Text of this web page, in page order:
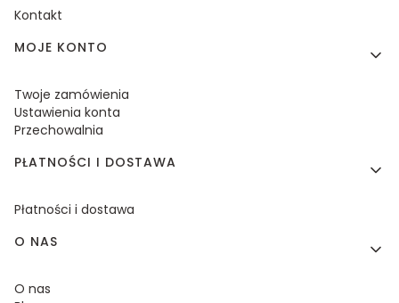
Kontakt
MOJE KONTO
Twoje zamówienia
Ustawienia konta
Przechowalnia
PŁATNOŚCI I DOSTAWA
Płatności i dostawa
O NAS
O nas